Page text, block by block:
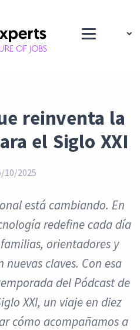
reinventa la
el Siglo XXI
10/2025
está cambiando. En
redefine cada día
orientadores y
claves. Con esa
del Pódcast de
XXI, un viaje en diez
cómo acompañamos a